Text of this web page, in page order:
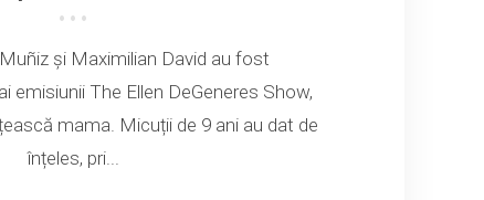
și Maximilian David au fost
emisiunii The Ellen DeGeneres Show,
mama. Micuții de 9 ani au dat de
înțeles, pri...